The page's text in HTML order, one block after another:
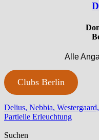
Alle
Clubs Berlin
Vorheriger
Beitrag:
Delius, Nebbia,
Nächster
Partielle Erleuchtung
Suchen